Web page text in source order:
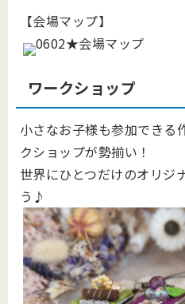
【会場マップ】
ワークショップ
小さなお子様も参加できる
クショップが勢揃い！
世界にひとつだけのオリジ
う♪